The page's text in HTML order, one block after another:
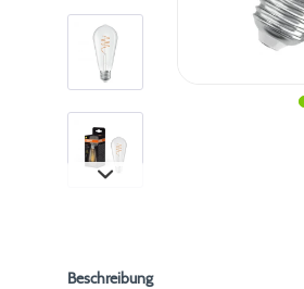
Beschreibung